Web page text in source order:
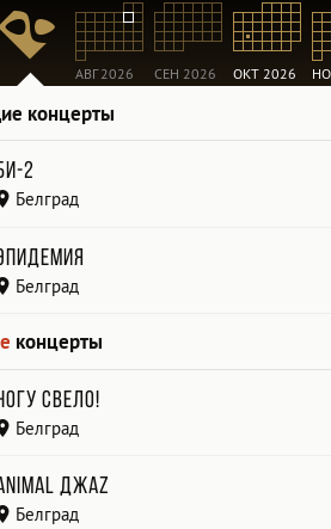
АВГ 2026 СЕН 2026 ОКТ 2026
концерты
2
Белград
Белград
концерты
свело!
Белград
ДжаZ
Белград